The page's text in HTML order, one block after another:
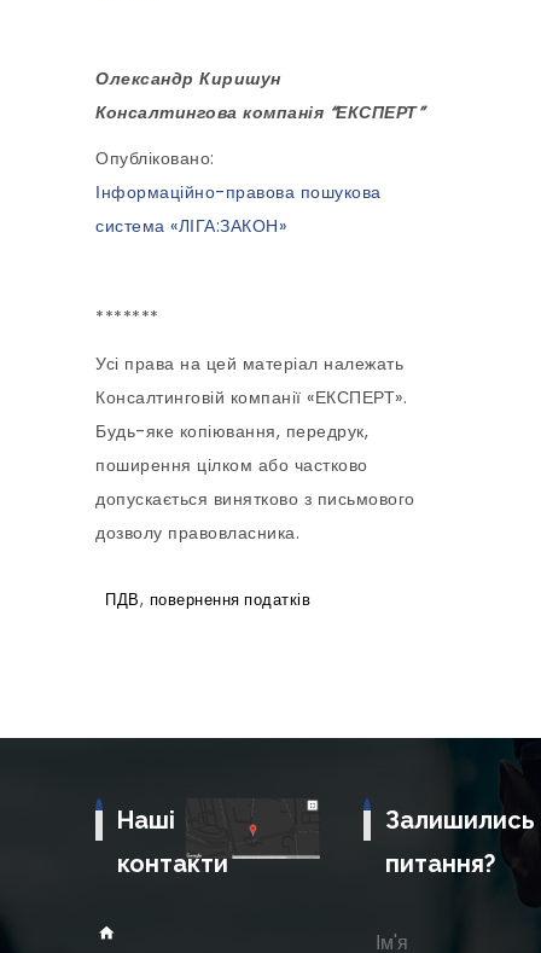
Олександр Киришун
Консалтингова компанія “ЕКСПЕРТ”
Опубліковано:
Інформаційно-правова пошукова
система «ЛІГА:ЗАКОН»
*******
Усі права на цей матеріал належать
Консалтинговій компанії «ЕКСПЕРТ».
Будь-яке копіювання, передрук,
поширення цілком або частково
допускається винятково з письмового
дозволу правовласника.
ПДВ, повернення податків
Наші
контакти
Залишились
питання?